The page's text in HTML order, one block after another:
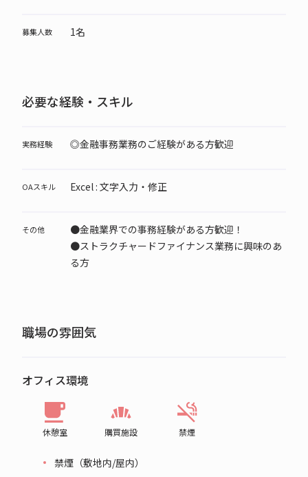
募集人数 1名
必要な経験・スキル
実務経験 ◎金融事務業務のご経験がある方歓迎
OAスキル Excel : 文字入力・修正
その他
●金融業界での事務経験がある方歓迎！
●ストラクチャードファイナンス業務に興味のあ
る方
職場の雰囲気
オフィス環境
休憩室 購買施設 禁煙
禁煙（敷地内/屋内）